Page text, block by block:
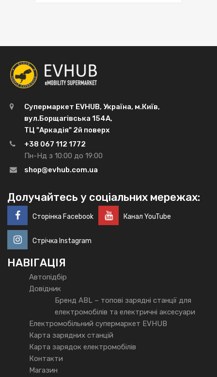
Супермаркет EVHUB, Україна, м.Київ,
вул.Борщагівська 154А,
ТЦ "Аркадія" 2й поверх
+38 067 112 1772
Пн-Нд з 10:00 до 19:00
shop@evhub.com.ua
Долучайтесь у соціальних мережах:
Сторінка Facebook Канал YouTube
Стрічка Instagram
НАВІГАЦІЯ
Автопідбір
Довідник
Бренд ABL – топові зарядні станції для
електромобілів та електричні аксесуари
Електромобільний супермаркет EVHUB
Карта зарядних станцій
Карта зарядок електромобілів
Контакти
Магазин